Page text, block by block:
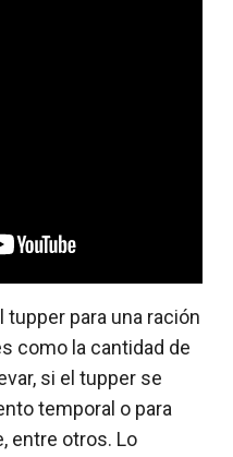
para una ración
como la cantidad de
si el tupper se
temporal o para
entre otros. Lo